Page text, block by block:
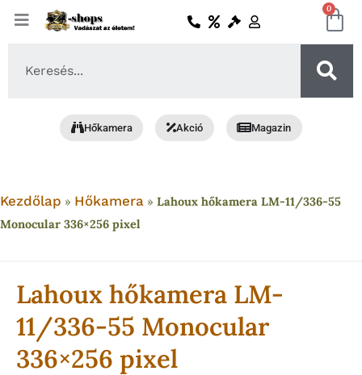
Skip
0
Hőkamera Akció Magazin
Kezdőlap » Hőkamera » Lahoux hőkamera LM-11/336-55
Monocular 336×256 pixel
Lahoux hőkamera LM-
11/336-55 Monocular
336×256 pixel